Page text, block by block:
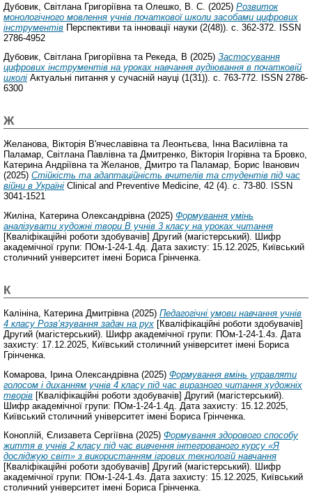
Дубовик, Світлана Григоріївна та Олешко, В. С. (2025) Розвиток
монологічного мовлення учнів початкової школи засобами цифрових
інструментів Перспективи та інновації науки (2(48)). с. 362-372. ISSN
2786-4952
Дубовик, Світлана Григоріївната Рекеда, В (2025) Застосування
цифрових інструментів на уроках навчання аудіювання в початковій
школі Актуальні питання у сучасній науці (1(31)). с. 763-772. ISSN 2786-
6300
Ж
Желанова, Вікторія В'ячеславівната Леонтьєва, Інна Василівната
Паламар, Світлана Павлівната Дмитренко, Вікторія Ігорівната Бровко,
Катерина Андріївната Желанов, Дмитро та Паламар, Борис Іванович
(2025) Стійкість та адаптаційність вчителів та студентів під час
війни в Україні Clinical and Preventive Medicine, 42 (4). с. 73-80. ISSN
3041-1521
Жиліна, Катерина Олександрівна (2025) Формування умінь
аналізувати художні твори В учнів 3 класу на уроках читання
[Кваліфікаційні роботи здобувачів] Другий (магістерський). Шифр
академічної групи: ПОм-1-24-1.4д. Дата захисту: 15.12.2025, Київський
столичний університет імені Бориса Грінченка.
К
Калініна, Катерина Дмитрівна (2025) Педагогічні умови навчання учнів
4 класу Розв’язування задач на рух [Кваліфікаційні роботи здобувачів]
Другий (магістерський). Шифр академічної групи: ПОм-1-24-1.4з. Дата
захисту: 17.12.2025, Київський столичний університет імені Бориса
Грінченка.
Комарова, Ірина Олександрівна (2025) Формування вмінь управляти
голосом і диханням учнів 4 класу під час виразного читання художніх
творів [Кваліфікаційні роботи здобувачів] Другий (магістерський).
Шифр академічної групи: ПОм-1-24-1.4д. Дата захисту: 15.12.2025,
Київський столичний університет імені Бориса Грінченка.
Коноплій, Єлизавета Сергіївна(2025) Формування здорового способу
життя в учнів 2 класу під час вивчення інтегрованого курсу «Я
досліджую світ» з використанням ігрових технологій навчання
[Кваліфікаційні роботи здобувачів] Другий (магістерський). Шифр
академічної групи: ПОм-1-24-1.4з. Дата захисту: 15.12.2025, Київський
столичний університет імені Бориса Грінченка.